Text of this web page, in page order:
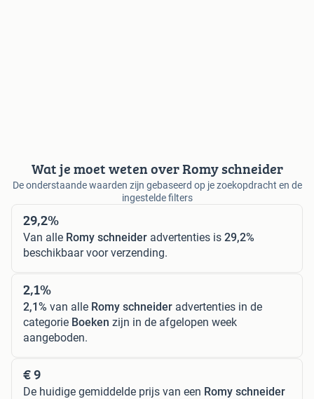
Wat je moet weten over Romy schneider
De onderstaande waarden zijn gebaseerd op je zoekopdracht en de
ingestelde filters
29,2%
Van alle Romy schneider advertenties is 29,2%
beschikbaar voor verzending.
2,1%
2,1% van alle Romy schneider advertenties in de
categorie Boeken zijn in de afgelopen week
aangeboden.
€ 9
De huidige gemiddelde prijs van een Romy schneider